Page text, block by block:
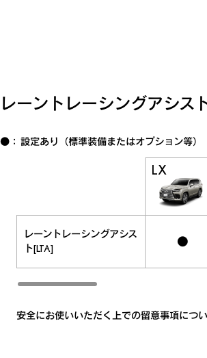
レーントレーシングアシス
●： 設定あり（標準装備またはオプション等
LX
レーントレーシングアシス
ト[LTA] ●
安全にお使いいただく上での留意事項につ